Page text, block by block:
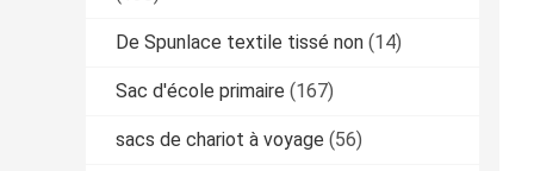
De Spunlace textile tissé non (14)
Sac d'école primaire (167)
sacs de chariot à voyage (56)